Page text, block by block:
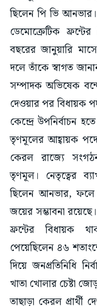
ছিলেন পি ভি
ডেমোক্রেটিক
বছরের জানুয়ারি
দলে তাঁকে স্বাগত
সম্পাদক অভিষেক
দেওয়ার পর বিধায়ক
কেন্দ্রে উপনির্বাচন
তৃণমূলের আহ্বায়ক
কেরল রাজ্যে সংগঠন
তৃণমূল। নেতৃত্বের
ছিলেন আনভার, ফলে
জয়ের সম্ভাবনা
ফ্রন্টের বিধায়ক
পেয়েছিলেন ৪৬
দিয়ে জনপ্রতিনিধি
খাতা খোলার চেষ্টা
তাছাড়া কেরল প্রার্থী